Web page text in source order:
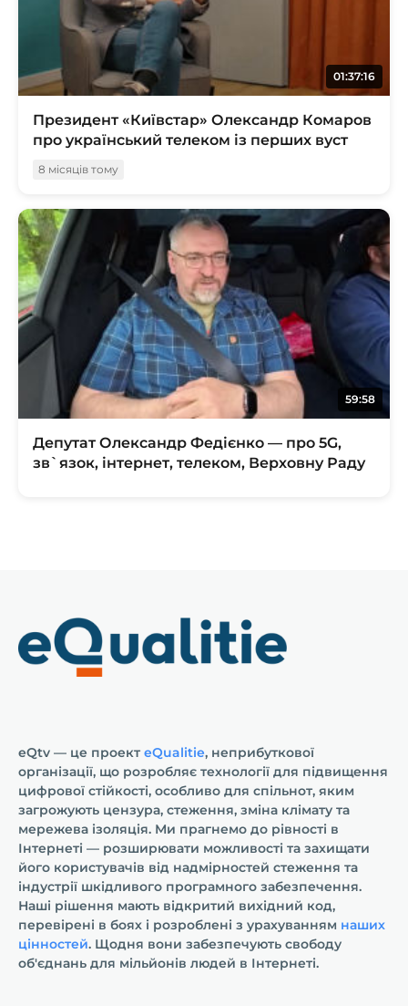
01:37:16
Президент «Київстар» Олександр Комаров
про український телеком із перших вуст
8 місяців тому
59:58
Депутат Олександр Федієнко — про 5G,
зв`язок, інтернет, телеком, Верховну Раду
eQtv — це проект eQualitie, неприбуткової
організації, що розробляє технології для підвищення
цифрової стійкості, особливо для спільнот, яким
загрожують цензура, стеження, зміна клімату та
мережева ізоляція. Ми прагнемо до рівності в
Інтернеті — розширювати можливості та захищати
його користувачів від надмірностей стеження та
індустрії шкідливого програмного забезпечення.
Наші рішення мають відкритий вихідний код,
перевірені в боях і розроблені з урахуванням наших
цінностей. Щодня вони забезпечують свободу
об'єднань для мільйонів людей в Інтернеті.